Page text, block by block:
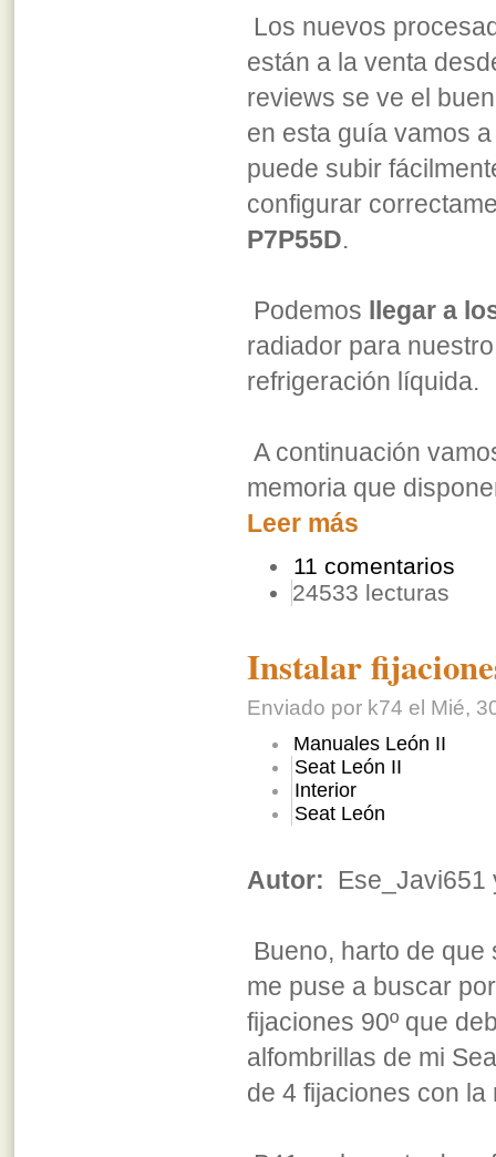
Los nuevos
están a la venta
reviews se ve el
en esta guía vamos
puede subir
configurar
P7P55D.
Podemos llegar a
radiador para
refrigeración líquida.
A continuación
memoria que
Leer más
11 comentarios
24533 lecturas
Instalar
Enviado por k74 el Mié,
Manuales León II
Seat León II
Interior
Seat León
Autor: Ese_Javi651
Bueno, harto de
me puse a buscar
fijaciones 90º que
alfombrillas de mi
de 4 fijaciones con la